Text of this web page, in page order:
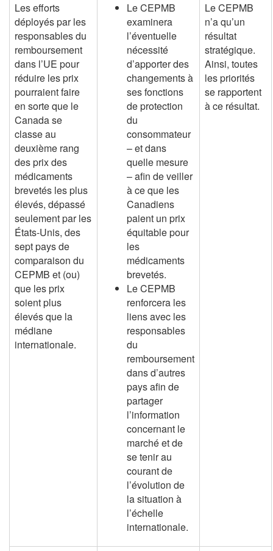
Les efforts
déployés par les
responsables du
remboursement
dans l’UE pour
réduire les prix
pourraient faire
en sorte que le
Canada se
classe au
deuxième rang
des prix des
médicaments
brevetés les plus
élevés, dépassé
seulement par les
États-Unis, des
sept pays de
comparaison du
CEPMB et (ou)
que les prix
soient plus
élevés que la
médiane
internationale.
Le CEPMB
examinera
l’éventuelle
nécessité
d’apporter des
changements à
ses fonctions
de protection
du
consommateur
– et dans
quelle mesure
– afin de veiller
à ce que les
Canadiens
paient un prix
équitable pour
les
médicaments
brevetés.
Le CEPMB
renforcera les
liens avec les
responsables
du
remboursement
dans d’autres
pays afin de
partager
l’information
concernant le
marché et de
se tenir au
courant de
l’évolution de
la situation à
l’échelle
internationale.
Le CEPMB
n’a qu’un
résultat
stratégique.
Ainsi, toutes
les priorités
se rapportent
à ce résultat.